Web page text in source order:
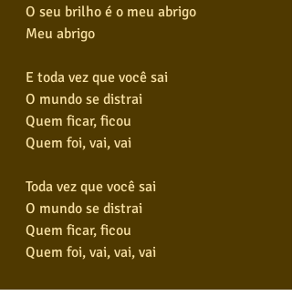
O seu brilho é o meu abrigo
Meu abrigo
E toda vez que você sai
O mundo se distrai
Quem ficar, ficou
Quem foi, vai, vai
Toda vez que você sai
O mundo se distrai
Quem ficar, ficou
Quem foi, vai, vai, vai
Quem foi, vai, vai, vai